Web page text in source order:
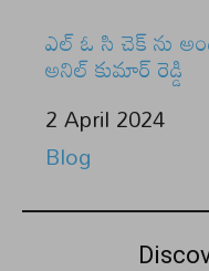
ఎల్ ఓ సి చెక్ ను
అనిల్ కుమార్ రెడ్డి
Date
2 April 2024
In relation to
Blog